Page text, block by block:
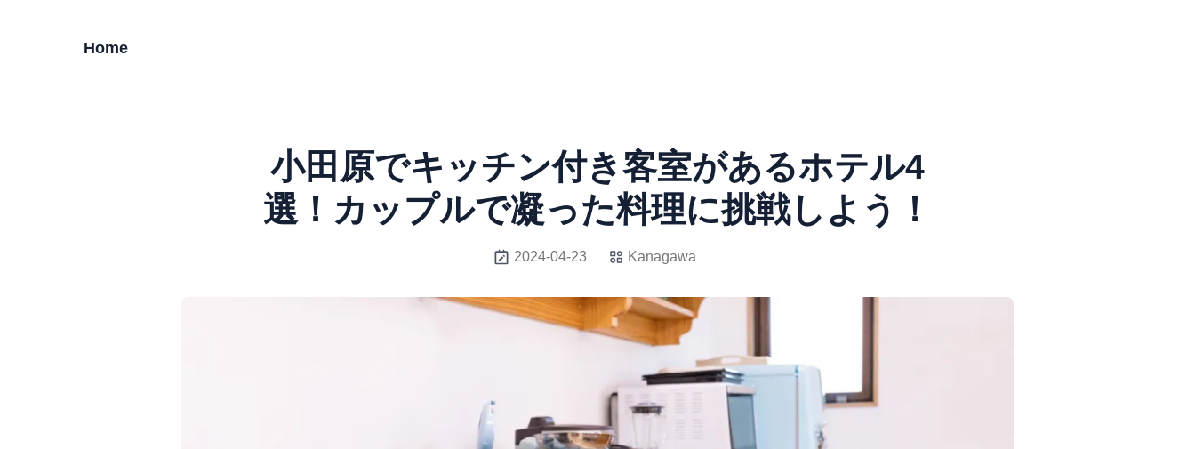
Home
小田原でキッチン付き客室があるホテル4
選！カップルで凝った料理に挑戦しよう！
2024-04-23 Kanagawa